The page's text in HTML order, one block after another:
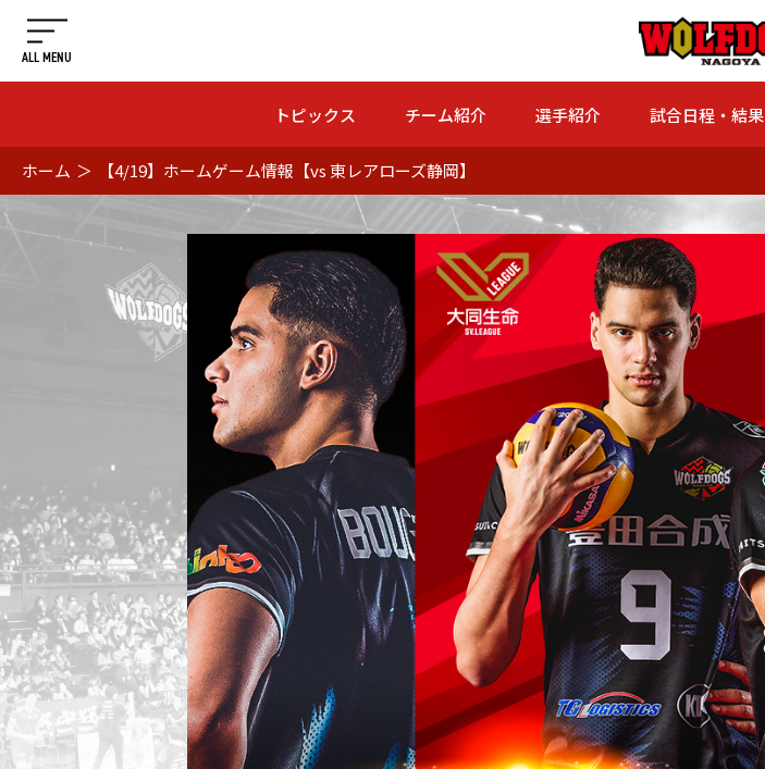
ALL MENU
トピックス チーム紹介 選手紹介 試合日程・結果
ホーム ＞ 【4/19】ホームゲーム情報【vs 東レアローズ静岡】